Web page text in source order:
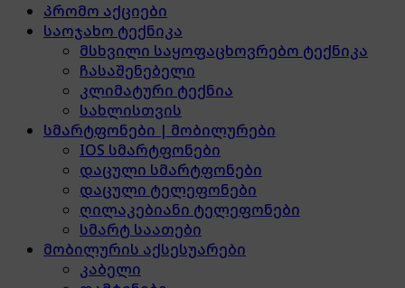
პრომო აქციები
საოჯახო ტექნიკა
მსხვილი საყოფაცხოვრებო ტექნიკა
ჩასაშენებელი
კლიმატური ტექნია
სახლისთვის
სმარტფონები | მობილურები
IOS სმარტფონები
დაცული სმარტფონები
დაცული ტელეფონები
ღილაკებიანი ტელეფონები
სმარტ საათები
მობილურის აქსესუარები
კაბელი